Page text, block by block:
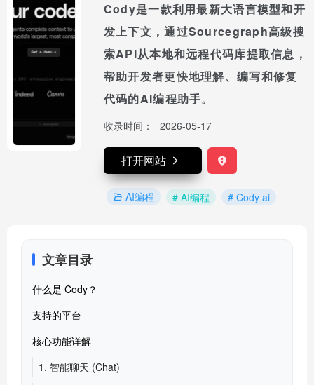
Cody是一款利用最新大语言模型和开
发上下文，通过Sourcegraph高级搜
索API从本地和远程代码库提取信息，
帮助开发者更快地理解、编写和修复
代码的AI编程助手。
收录时间： 2026-05-17
打开网站
AI编程 # AI编程 # Cody ai
文章目录
什么是 Cody？
支持的平台
核心功能详解
1. 智能聊天 (Chat)